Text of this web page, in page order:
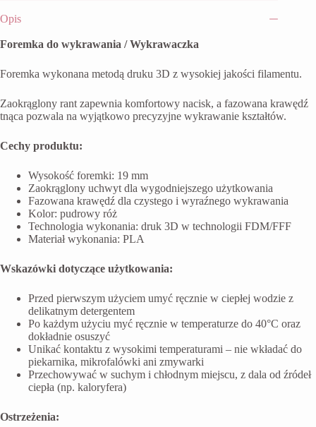
Opis
Foremka do wykrawania / Wykrawaczka
Foremka wykonana metodą druku 3D z wysokiej jakości filamentu.
Zaokrąglony rant zapewnia komfortowy nacisk, a fazowana krawędź
tnąca pozwala na wyjątkowo precyzyjne wykrawanie kształtów.
Cechy produktu:
Wysokość foremki: 19 mm
Zaokrąglony uchwyt dla wygodniejszego użytkowania
Fazowana krawędź dla czystego i wyraźnego wykrawania
Kolor: pudrowy róż
Technologia wykonania: druk 3D w technologii FDM/FFF
Materiał wykonania: PLA
Wskazówki dotyczące użytkowania:
Przed pierwszym użyciem umyć ręcznie w ciepłej wodzie z
delikatnym detergentem
Po każdym użyciu myć ręcznie w temperaturze do 40°C oraz
dokładnie osuszyć
Unikać kontaktu z wysokimi temperaturami – nie wkładać do
piekarnika, mikrofalówki ani zmywarki
Przechowywać w suchym i chłodnym miejscu, z dala od źródeł
ciepła (np. kaloryfera)
Ostrzeżenia: